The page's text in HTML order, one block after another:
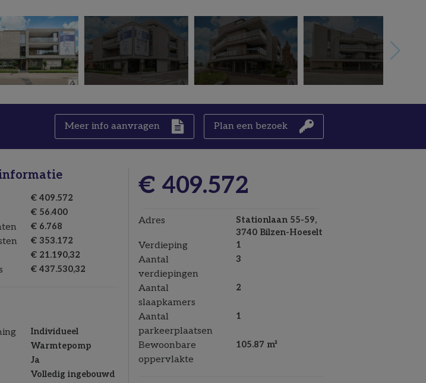
Meer info aanvragen Plan een bezoek
€ 409.572
€ 56.400
€ 6.768
€ 353.172
€ 21.190,32
€ 437.530,32
Individueel
Warmtepomp
Ja
Volledig ingebouwd
€ 409.572
Adres
Stationlaan 55-59,
3740 Bilzen-Hoeselt
Verdieping 1
Aantal
verdiepingen
3
Aantal
slaapkamers
2
Aantal
parkeerplaatsen
1
Bewoonbare
oppervlakte
105.87 m²